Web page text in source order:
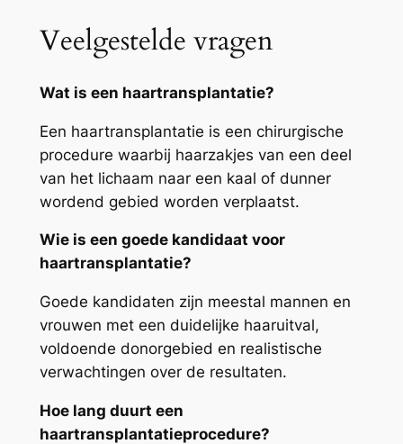
Veelgestelde vragen
Wat is een haartransplantatie?
Een haartransplantatie is een chirurgische
procedure waarbij haarzakjes van een deel
van het lichaam naar een kaal of dunner
wordend gebied worden verplaatst.
Wie is een goede kandidaat voor
haartransplantatie?
Goede kandidaten zijn meestal mannen en
vrouwen met een duidelijke haaruitval,
voldoende donorgebied en realistische
verwachtingen over de resultaten.
Hoe lang duurt een
haartransplantatieprocedure?